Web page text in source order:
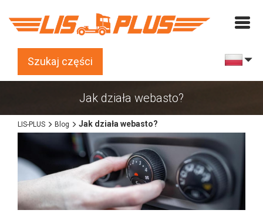
Szukaj części
Jak działa webasto?
LIS-PLUS Blog Jak działa webasto?